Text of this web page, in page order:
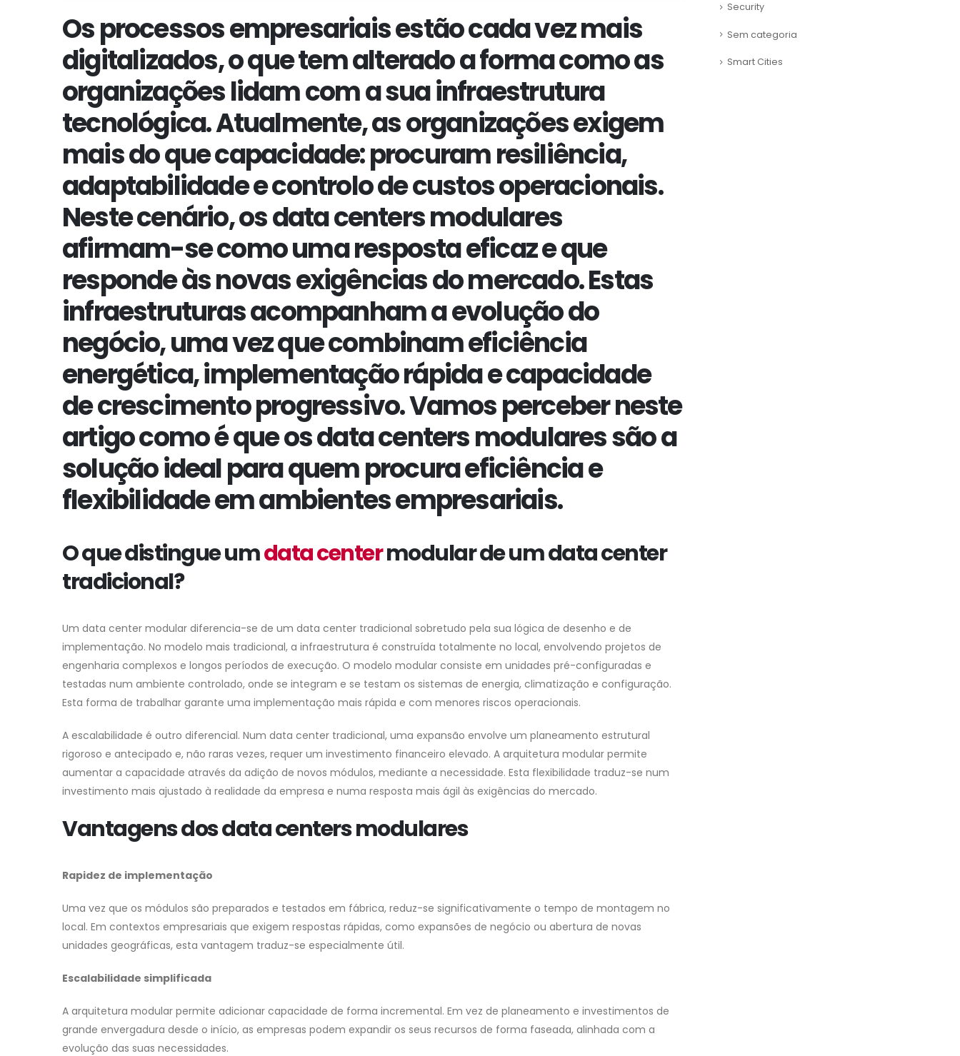
Os processos empresariais estão cada vez mais
digitalizados, o que tem alterado a forma como as
organizações lidam com a sua infraestrutura
tecnológica. Atualmente, as organizações exigem
mais do que capacidade: procuram resiliência,
adaptabilidade e controlo de custos operacionais.
Neste cenário, os data centers modulares
afirmam-se como uma resposta eficaz e que
responde às novas exigências do mercado. Estas
infraestruturas acompanham a evolução do
negócio, uma vez que combinam eficiência
energética, implementação rápida e capacidade
de crescimento progressivo. Vamos perceber neste
artigo como é que os data centers modulares são a
solução ideal para quem procura eficiência e
flexibilidade em ambientes empresariais.
O que distingue umdata centermodular de um data center
tradicional?
Um data center modular diferencia-se de um data center tradicional sobretudo pela sua lógica de desenho e de
implementação. No modelo mais tradicional, a infraestrutura é construída totalmente no local, envolvendo projetos de
engenharia complexos e longos períodos de execução. O modelo modular consiste em unidades pré-configuradas e
testadas num ambiente controlado, onde se integram e se testam os sistemas de energia, climatização e configuração.
Esta forma de trabalhar garante uma implementação mais rápida e com menores riscos operacionais.
A escalabilidade é outro diferencial. Num data center tradicional, uma expansão envolve um planeamento estrutural
rigoroso e antecipado e, não raras vezes, requer um investimento financeiro elevado. A arquitetura modular permite
aumentar a capacidade através da adição de novos módulos, mediante a necessidade. Esta flexibilidade traduz-se num
investimento mais ajustado à realidade da empresa e numa resposta mais ágil às exigências do mercado.
Vantagens dos data centers modulares
Rapidez de implementação
Uma vez que os módulos são preparados e testados em fábrica, reduz-se significativamente o tempo de montagem no
local. Em contextos empresariais que exigem respostas rápidas, como expansões de negócio ou abertura de novas
unidades geográficas, esta vantagem traduz-se especialmente útil.
Escalabilidade simplificada
A arquitetura modular permite adicionar capacidade de forma incremental. Em vez de planeamento e investimentos de
grande envergadura desde o início, as empresas podem expandir os seus recursos de forma faseada, alinhada com a
evolução das suas necessidades.
Security
Sem categoria
Smart Cities